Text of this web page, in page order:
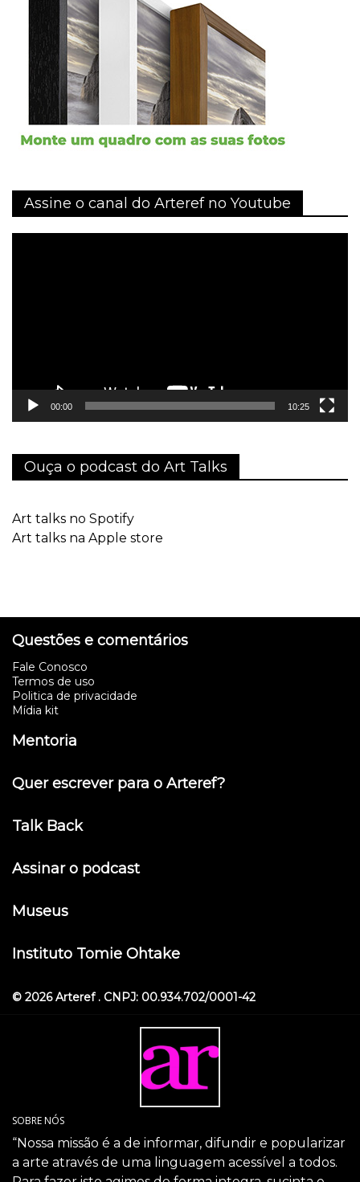
Assine o canal do Arteref no Youtube
00:00 10:25
Ouça o podcast do Art Talks
Art talks no Spotify
Art talks na Apple store
Questões e comentários
Fale Conosco
Termos de uso
Politica de privacidade
Mídia kit
Mentoria
Quer escrever para o Arteref?
Talk Back
Assinar o podcast
Museus
Instituto Tomie Ohtake
© 2026 Arteref . CNPJ: 00.934.702/0001-42
SOBRE NÓS
“Nossa missão é a de informar, difundir e popularizar
a arte através de uma linguagem acessível a todos.